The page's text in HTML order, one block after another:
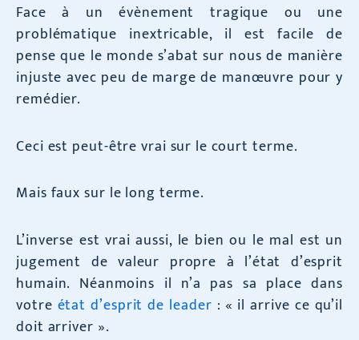
Face à un évènement tragique ou une
problématique inextricable, il est facile de
pense que le monde s’abat sur nous de manière
injuste avec peu de marge de manœuvre pour y
remédier.
Ceci est peut-être vrai sur le court terme.
Mais faux sur le long terme.
L’inverse est vrai aussi, le bien ou le mal est un
jugement de valeur propre à l’état d’esprit
humain. Néanmoins il n’a pas sa place dans
votre état d’esprit de leader : « il arrive ce qu’il
doit arriver ».